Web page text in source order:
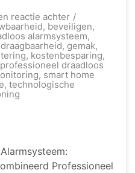
reactie achterop
Veiligheid
Verzekerd:
Kies
voor
een
Professioneel
Draadloos
, beveiligen,
alarmsysteem,
draagbaarheid, gemak,
, kostenbesparing,
professioneel draadloos
, smart home
, technologische
Professioneel